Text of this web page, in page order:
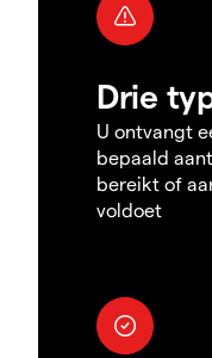
Drie
U ontvangt
bepaald
bereikt of
voldoet